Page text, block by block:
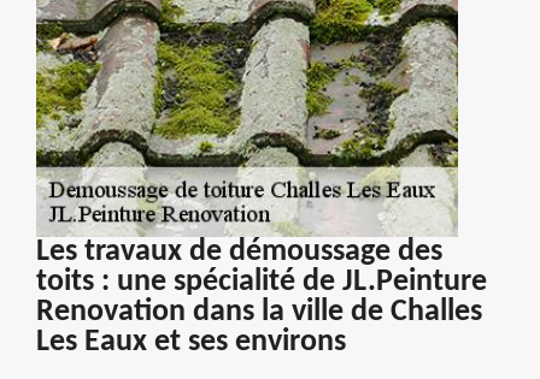
Les travaux de démoussage des
toits : une spécialité de JL.Peinture
Renovation dans la ville de Challes
Les Eaux et ses environs